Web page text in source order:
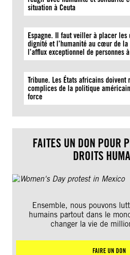
situation à Ceuta
Espagne. Il faut veiller à placer
dignité et l’humanité au cœur de la
l’afflux exceptionnel de personnes
Tribune. Les États africains doivent
complices de la politique
force
FAITES UN DON POUR
DROITS
Ensemble, nous pouvons
humains partout dans le
changer la vie de
FAIRE UN DON